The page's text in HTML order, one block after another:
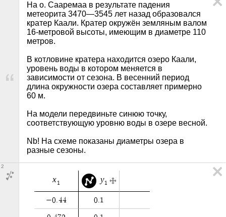
На о. Сааремаа в результате падения
метеорита 3470—3545 лет назад образовался
кратер Каали. Кратер окружён земляным валом
16-метровой высоты, имеющим в диаметре 110
метров.
В котловине кратера находится озеро Каали,
уровень воды в котором меняется в
зависимости от сезона. В весенний период
длина окружности озера составляет примерно
60 м.
На модели передвиньте синюю точку,
соответствующую уровню воды в озере весной.
Nb! На схеме показаны диаметры озера в
разные сезоны.
x1 y1
−0 44 0 1
2